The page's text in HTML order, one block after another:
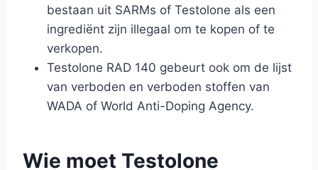
bestaan uit SARMs of Testolone als een
ingrediënt zijn illegaal om te kopen of te
verkopen.
Testolone RAD 140 gebeurt ook om de lijst
van verboden en verboden stoffen van
WADA of World Anti-Doping Agency.
Wie moet Testolone